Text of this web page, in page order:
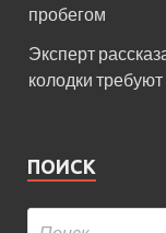
пробегом
Эксперт
колодки
ПОИСК